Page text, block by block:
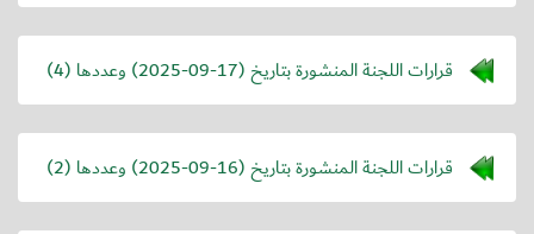
قرارات اللجنة المنشورة بتاريخ (2025-09-17) وعددها (4)
قرارات اللجنة المنشورة بتاريخ (2025-09-16) وعددها (2)